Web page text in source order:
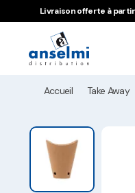
Aller au contenu
Aller à la navigation
Livraison offerte à
Accueil Take Away